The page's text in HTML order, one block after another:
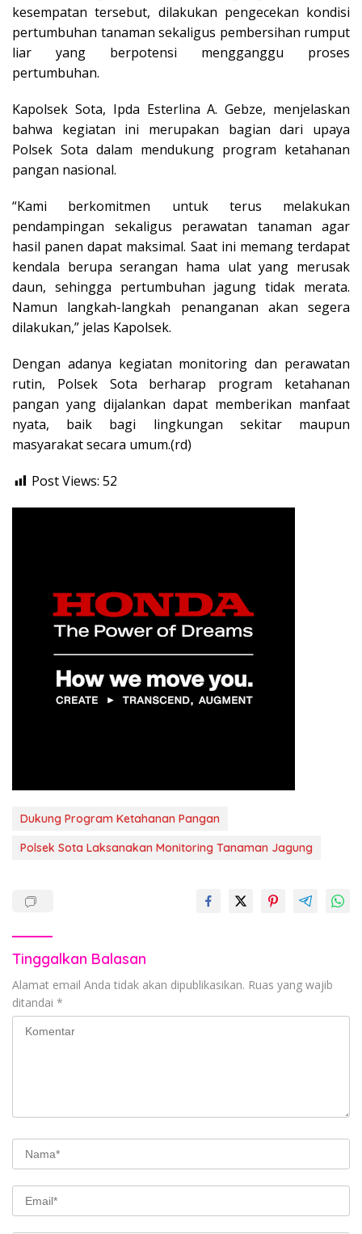
kesempatan tersebut, dilakukan pengecekan kondisi
pertumbuhan tanaman sekaligus pembersihan rumput
liar yang berpotensi mengganggu proses
pertumbuhan.
Kapolsek Sota, Ipda Esterlina A. Gebze, menjelaskan
bahwa kegiatan ini merupakan bagian dari upaya
Polsek Sota dalam mendukung program ketahanan
pangan nasional.
“Kami berkomitmen untuk terus melakukan
pendampingan sekaligus perawatan tanaman agar
hasil panen dapat maksimal. Saat ini memang terdapat
kendala berupa serangan hama ulat yang merusak
daun, sehingga pertumbuhan jagung tidak merata.
Namun langkah-langkah penanganan akan segera
dilakukan,” jelas Kapolsek.
Dengan adanya kegiatan monitoring dan perawatan
rutin, Polsek Sota berharap program ketahanan
pangan yang dijalankan dapat memberikan manfaat
nyata, baik bagi lingkungan sekitar maupun
masyarakat secara umum.(rd)
Post Views: 52
Dukung Program Ketahanan Pangan
Polsek Sota Laksanakan Monitoring Tanaman Jagung
Tinggalkan Balasan
Alamat email Anda tidak akan dipublikasikan. Ruas yang wajib
ditandai *